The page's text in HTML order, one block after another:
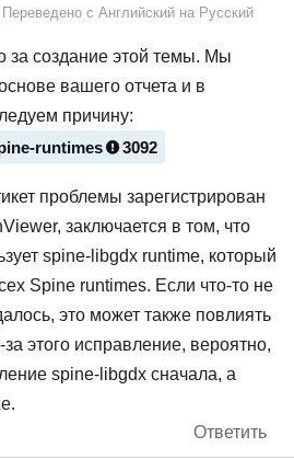
Переведено с Английский на Русский
за создание этой темы. Мы
вашего отчета и в
причину:
runtimes
3092
проблемы зарегистрирован
заключается в том, что
spine-libgdx runtime, который
Spine runtimes. Если что-то не
это может также повлиять
этого исправление, вероятно,
spine-libgdx сначала, а
Ответить